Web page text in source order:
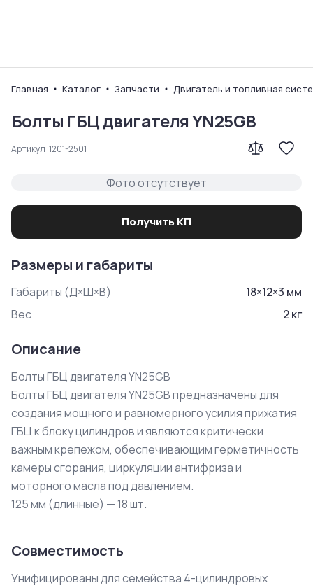
Главная Каталог Запчасти Двигатель и топливная
Болты ГБЦ двигателя YN25GB
Артикул:1201-2501
Фото отсутствует
Получить КП
Размеры и габариты
Габариты (Д×Ш×В) 18×12×3 мм
Вес
2кг
Описание
Болты ГБЦ двигателя YN25GB
Болты ГБЦ двигателя YN25GB предназначены для
создания мощного и равномерного усилия прижатия
ГБЦ к блоку цилиндров и являются критически
важным крепежом, обеспечивающим герметичность
камеры сгорания, циркуляции антифриза и
моторного масла под давлением.
125 мм (длинные) — 18 шт.
Совместимость
Унифицированы для семейства 4-цилиндровых